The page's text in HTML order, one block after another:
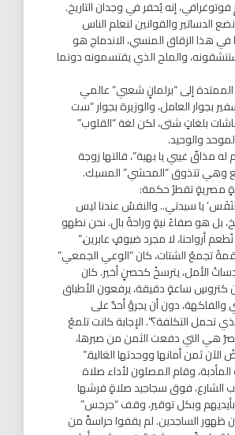
إنه يُحفر في وجدان التاريخ.
الدساتير والقوانين لنعلم الناس
في هذا الزقاق المنسي، الاندماج هو
والملح الذي يقتسمونه دونما
إلى “برلمانٍ شعبي” عالمي
بجوار العامل، والوزيرة بجوار “ست
بلغاتٍ شتى، لكن لغة “القلوب”
والوحيد.
مذاقٌ غيبي يا بهية”، قالتها زوجة
وهي تتذوق “المحشي” المسبك.
مصريةٍ تقطرُ حكمة:
يا سيدتي.. والنفسُ عندنا ليس
بل هو صفاءُ نيةٍ وراحةُ بال. نحن نطهو
أرواحنا، لا مجرد ضيوفٍ عابرين.”
تجمعُ الشتات، كان “الوعي الجمعي”
الأمل، يترسخُ كحصنٍ أخير. كان
كتروسِ ساعةٍ دقيقة، يرفعون الأطباق
دون أن يجرؤ أحدٌ على
تحمل التكلفة؟”. الإجابة كانت تلمعُ
هي التي دفعت الثمن من صبرها،
ثمن أمانها ووحدتها الغالية.”
وقام المصلون لأداء صلاة
الشارع، فوق سجاجيد صلاةٍ فرشها
وبكل توقير، وقف “جرجس”
ظهور الساجدين. لم يقفوا حراسةً من